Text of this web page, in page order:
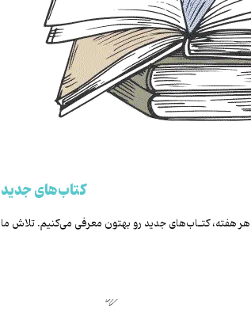
کتاب‌های جدید
هر هفته، کتـاب‌های جدید رو بهتون معرفی می‌کنیم. تلاش